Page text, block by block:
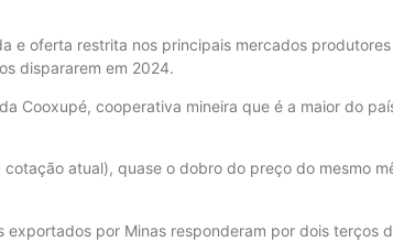
e oferta restrita nos principais mercados produtores
dispararem em 2024.
Cooxupé, cooperativa mineira que é a maior do
cotação atual), quase o dobro do preço do mesmo
exportados por Minas responderam por dois terços